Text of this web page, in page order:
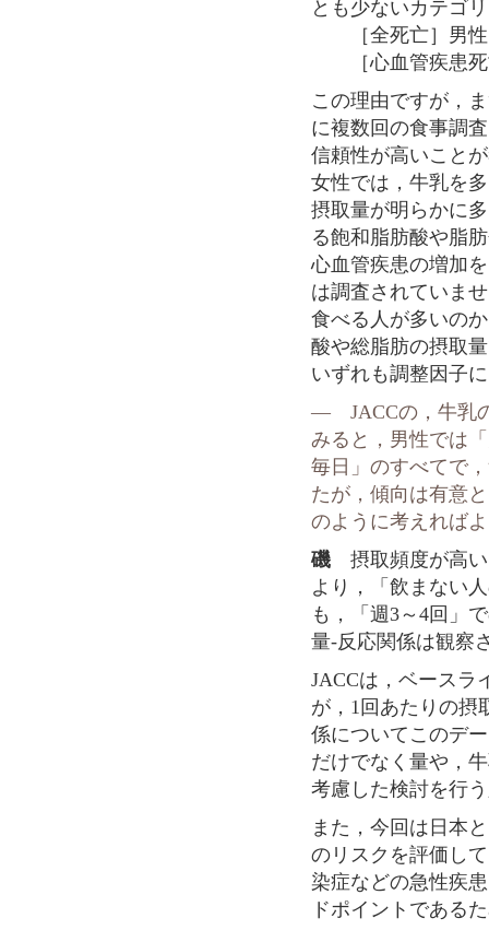
とも少ないカテゴ
［全死亡］男性
［心血管疾患死亡
この理由ですが，
に複数回の食事調
信頼性が高いこと
女性では，牛乳を
摂取量が明らかに
る飽和脂肪酸や脂
心血管疾患の増加
は調査されていま
食べる人が多いの
酸や総脂肪の摂取
いずれも調整因子
― JACCの，牛乳
みると，男性では
毎日」のすべてで
たが，傾向は有意
のように考えれば
磯 摂取頻度が高
より，「飲まない
も，「週3～4回」
量-反応関係は観察
JACCは，ベースラ
が，1回あたりの摂
係についてこのデ
だけでなく量や，
考慮した検討を行
また，今回は日本
のリスクを評価し
染症などの急性疾
ドポイントである